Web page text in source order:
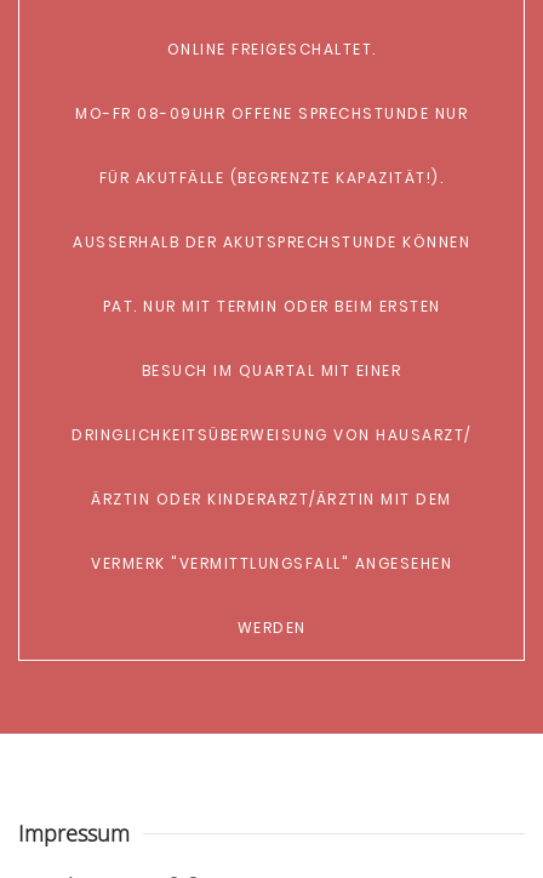
ONLINE FREIGESCHALTET.
MO-FR 08-09UHR OFFENE SPRECHSTUNDE NUR
FÜR AKUTFÄLLE (BEGRENZTE KAPAZITÄT!).
AUSSERHALB DER AKUTSPRECHSTUNDE KÖNNEN
PAT. NUR MIT TERMIN ODER BEIM ERSTEN B
ESUCH IM QUARTAL MIT EINER D
RINGLICHKEITSÜBERWEISUNG VON HAUSARZT/Ä
RZTIN ODER KINDERARZT/ÄRZTIN MIT DEM V
ERMERK "VERMITTLUNGSFALL" ANGESEHEN
WERDEN
Impressum